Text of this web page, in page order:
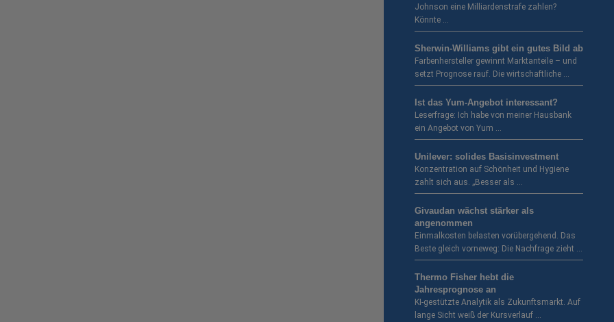
Johnson eine Milliardenstrafe zahlen?
Könnte …
Sherwin-Williams gibt ein gutes Bild ab
Farbenhersteller gewinnt Marktanteile – und
setzt Prognose rauf. Die wirtschaftliche …
Ist das Yum-Angebot interessant?
Leserfrage: Ich habe von meiner Hausbank
ein Angebot von Yum …
Unilever: solides Basisinvestment
Konzentration auf Schönheit und Hygiene
zahlt sich aus. „Besser als …
Givaudan wächst stärker als
angenommen
Einmalkosten belasten vorübergehend. Das
Beste gleich vorneweg: Die Nachfrage zieht …
Thermo Fisher hebt die
Jahresprognose an
KI-gestützte Analytik als Zukunftsmarkt. Auf
lange Sicht weiß der Kursverlauf …